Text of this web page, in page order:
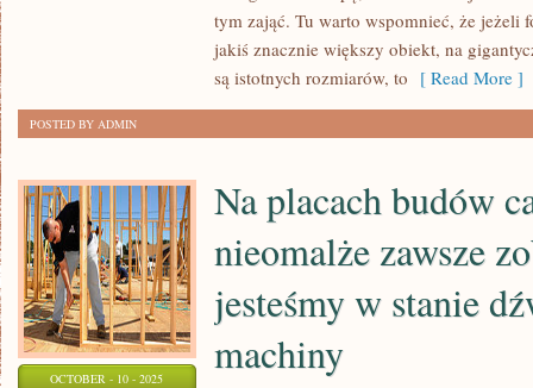
PRZYNOSZENIE
NAJOGROMNIEJSZYCH
tym zająć. Tu warto wspomnieć, że jeżeli
jakiś znacznie większy obiekt, na
są istotnych rozmiarów, to [ Read More ]
POSTED BY ADMIN
OCTOBER - 10 - 2025
Na placach budów
nieomalże zawsze
jesteśmy w stanie
machiny